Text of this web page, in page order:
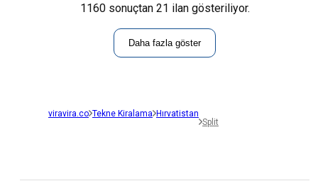
1160 sonuçtan 21 ilan gösteriliyor.
Daha fazla göster
viravira.co Tekne Kiralama Hırvatistan
Split